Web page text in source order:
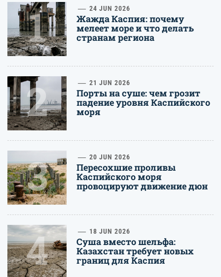
1 24 JUN 2026
Жажда Каспия: почему
мелеет море и что делать
странам региона
2 21 JUN 2026
Порты на суше: чем грозит
падение уровня Каспийского
моря
3 20 JUN 2026
Пересохшие проливы
Каспийского моря
провоцируют движение дюн
4 18 JUN 2026
Суша вместо шельфа:
Казахстан требует новых
границ для Каспия